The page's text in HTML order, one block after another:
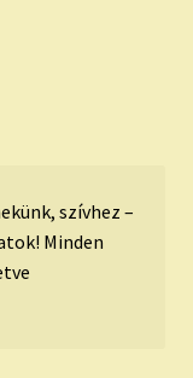
szívhez –
Minden